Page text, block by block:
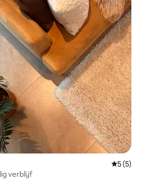
5 (5)
verblijf